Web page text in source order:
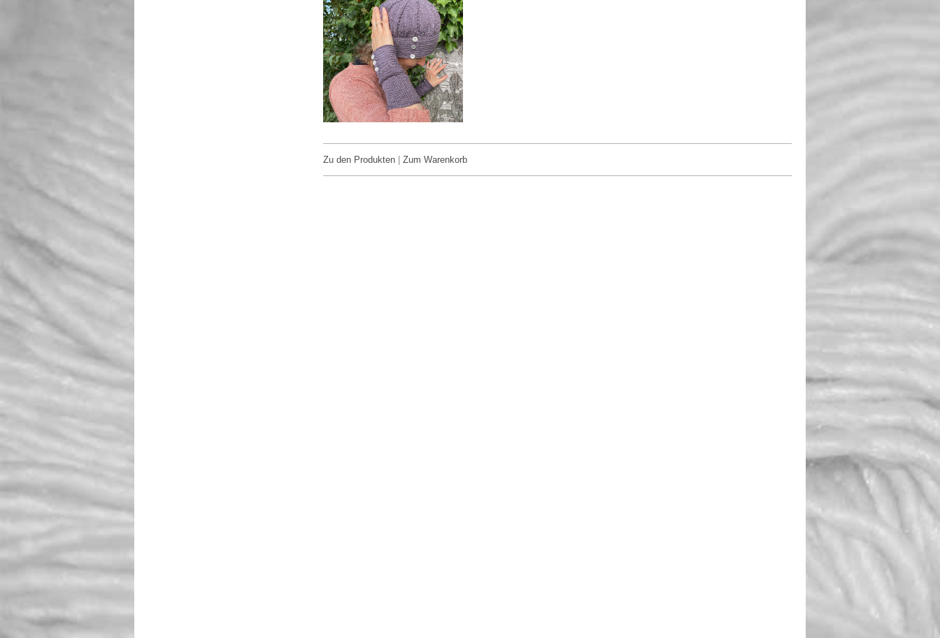
Zu den Produkten Zum Warenkorb